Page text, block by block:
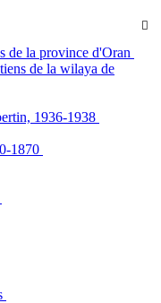

de la province d'Oran
de la wilaya de
1936-1938
1870